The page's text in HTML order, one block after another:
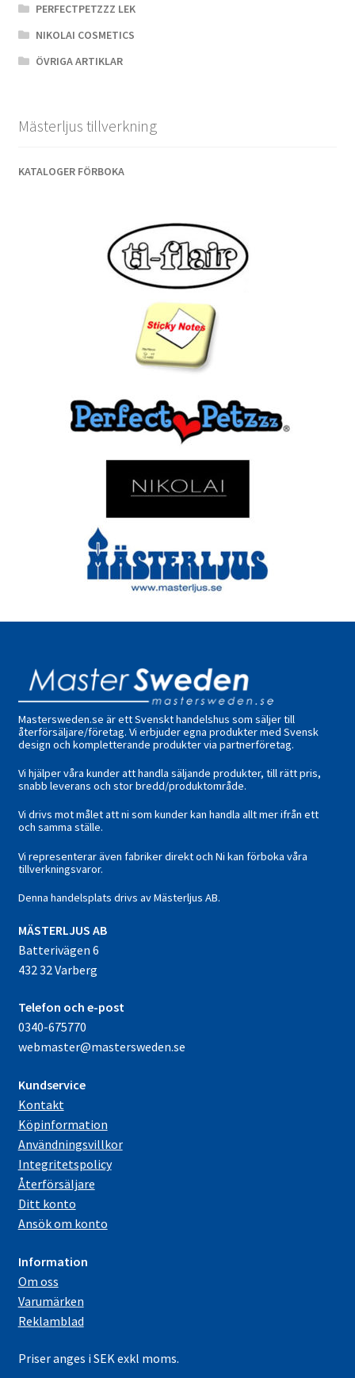
PERFECTPETZZZ LEK
NIKOLAI COSMETICS
ÖVRIGA ARTIKLAR
Mästerljus tillverkning
KATALOGER FÖRBOKA
Mastersweden.se är ett Svenskt handelshus som säljer till
återförsäljare/företag. Vi erbjuder egna produkter med Svensk
design och kompletterande produkter via partnerföretag.
Vi hjälper våra kunder att handla säljande produkter, till rätt pris,
snabb leverans och stor bredd/produktområde.
Vi drivs mot målet att ni som kunder kan handla allt mer ifrån ett
och samma ställe.
Vi representerar även fabriker direkt och Ni kan förboka våra
tillverkningsvaror.
Denna handelsplats drivs av Mästerljus AB.
MÄSTERLJUS AB
Batterivägen 6
432 32 Varberg
Telefon och e-post
0340-675770
webmaster@mastersweden.se
Kundservice
Kontakt
Köpinformation
Användningsvillkor
Integritetspolicy
Återförsäljare
Ditt konto
Ansök om konto
Information
Om oss
Varumärken
Reklamblad
Priser anges i SEK exkl moms.